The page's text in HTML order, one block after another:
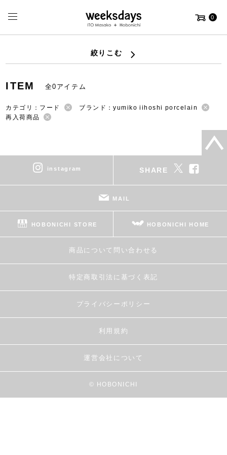
0
絞りこむ
ITEM 全0アイテム
カテゴリ：フード
ブランド：yumiko iihoshi porcelain
再入荷商品
instagram SHARE
MAIL
HOBONICHI STORE HOBONICHI HOME
商品について問い合わせる
特定商取引法に基づく表記
プライバシーポリシー
利用規約
運営会社について
© HOBONICHI